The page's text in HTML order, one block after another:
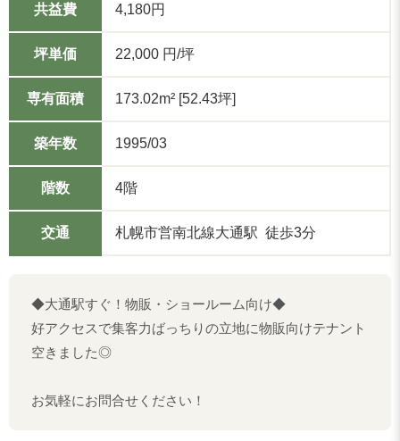
共益費 4,180円
坪単価 22,000 円/坪
専有面積 173.02m² [52.43坪]
築年数 1995/03
階数 4階
交通 札幌市営南北線大通駅 徒歩3分
◆大通駅すぐ！物販・ショールーム向け◆
好アクセスで集客力ばっちりの立地に物販向けテナント
空きました◎
お気軽にお問合せください！